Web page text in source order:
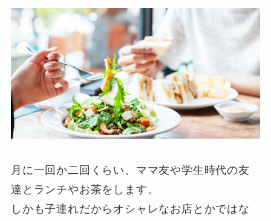
月に一回か二回くらい、ママ友や学生時代の友
達とランチやお茶をします。
しかも子連れだからオシャレなお店とかではな